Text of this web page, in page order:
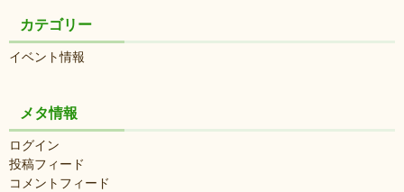
カテゴリー
イベント情報
メタ情報
ログイン
投稿フィード
コメントフィード